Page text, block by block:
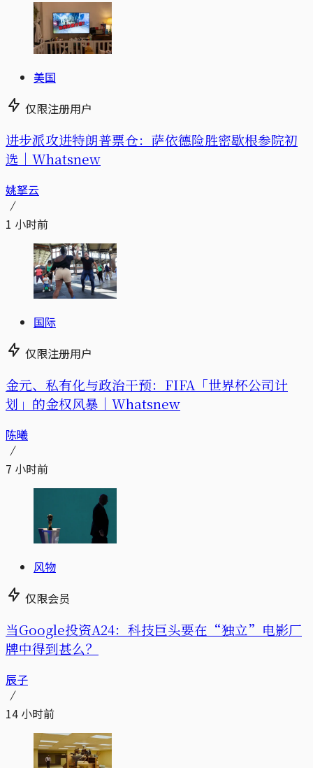
美国
仅限注册用户
进步派攻进特朗普票仓：萨依德险胜密歇根参院初
选｜Whatsnew
姚拏云
1 小时前
国际
仅限注册用户
金元、私有化与政治干预：FIFA「世界杯公司计
划」的金权风暴｜Whatsnew
陈曦
7 小时前
风物
仅限会员
当Google投资A24：科技巨头要在“独立”电影厂
牌中得到甚么？
辰子
14 小时前